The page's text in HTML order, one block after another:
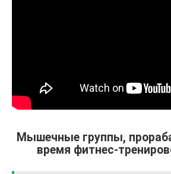
Мышечные группы,
время фитнес-